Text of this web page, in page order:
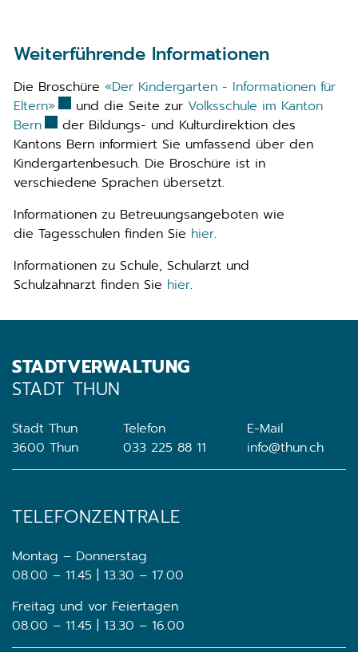
Weiterführende Informationen
Die Broschüre «Der Kindergarten - Informationen für
Eltern»Externer Link wird in einem neuen Fenster
und die Seite zur Volksschule im Kanton
BernExterner Link wird in einem neuen Fenster
der Bildungs- und Kulturdirektion des
Kantons Bern informiert Sie umfassend über den
Kindergartenbesuch. Die Broschüre ist in
verschiedene Sprachen übersetzt.
Informationen zu Betreuungsangeboten wie
die Tagesschulen finden Sie hier.
Informationen zu Schule, Schularzt und
Schulzahnarzt finden Sie hier.
STADTVERWALTUNG
STADT THUN
Stadt Thun
3600 Thun
Telefon
033 225 88 11
E-Mail
info@thun.ch
TELEFONZENTRALE
Montag – Donnerstag
08.00 – 11.45 | 13.30 – 17.00
Freitag und vor Feiertagen
08.00 – 11.45 | 13.30 – 16.00